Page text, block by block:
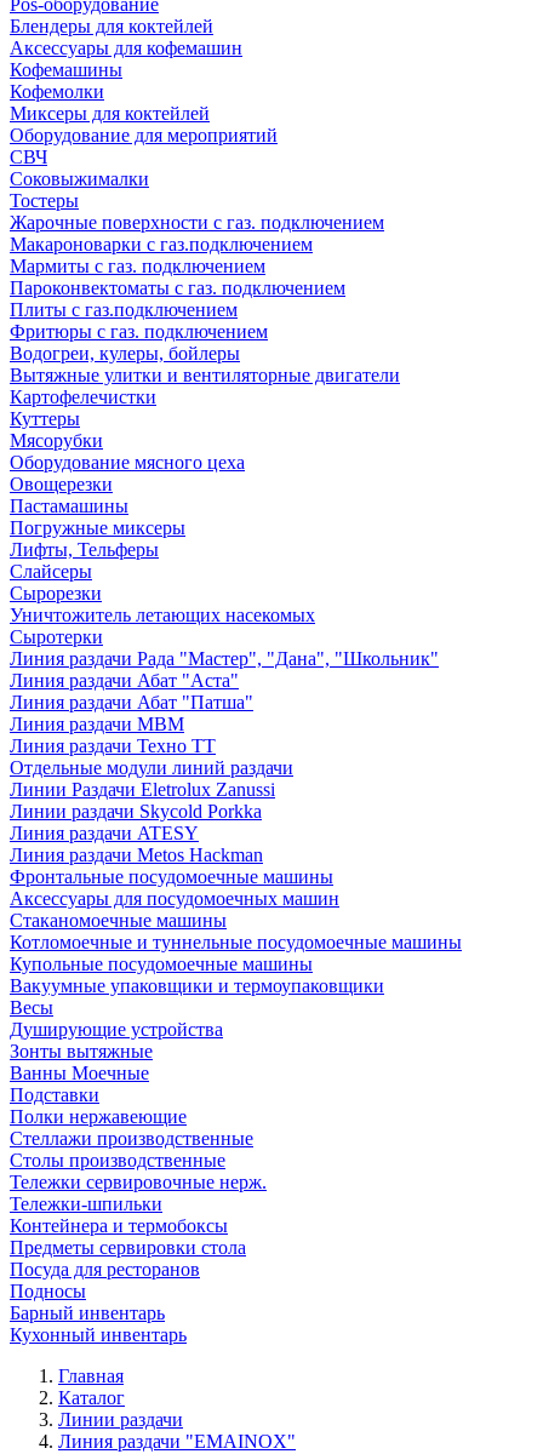
Pos-оборудование
Блендеры для коктейлей
Аксессуары для кофемашин
Кофемашины
Кофемолки
Миксеры для коктейлей
Оборудование для мероприятий
СВЧ
Соковыжималки
Тостеры
Жарочные поверхности с газ. подключением
Макароноварки с газ.подключением
Мармиты с газ. подключением
Пароконвектоматы с газ. подключением
Плиты с газ.подключением
Фритюры с газ. подключением
Водогреи, кулеры, бойлеры
Вытяжные улитки и вентиляторные двигатели
Картофелечистки
Куттеры
Мясорубки
Оборудование мясного цеха
Овощерезки
Пастамашины
Погружные миксеры
Лифты, Тельферы
Слайсеры
Сырорезки
Уничтожитель летающих насекомых
Сыротерки
Линия раздачи Рада "Мастер", "Дана", "Школьник"
Линия раздачи Абат "Аста"
Линия раздачи Абат "Патша"
Линия раздачи МВМ
Линия раздачи Техно ТТ
Отдельные модули линий раздачи
Линии Раздачи Eletrolux Zanussi
Линии раздачи Skycold Porkka
Линия раздачи ATESY
Линия раздачи Metos Hackman
Фронтальные посудомоечные машины
Аксессуары для посудомоечных машин
Стаканомоечные машины
Котломоечные и туннельные посудомоечные машины
Купольные посудомоечные машины
Вакуумные упаковщики и термоупаковщики
Весы
Душирующие устройства
Зонты вытяжные
Ванны Моечные
Подставки
Полки нержавеющие
Стеллажи производственные
Столы производственные
Тележки сервировочные нерж.
Тележки-шпильки
Контейнера и термобоксы
Предметы сервировки стола
Посуда для ресторанов
Подносы
Барный инвентарь
Кухонный инвентарь
Главная
Каталог
Линии раздачи
Линия раздачи "EMAINOX"